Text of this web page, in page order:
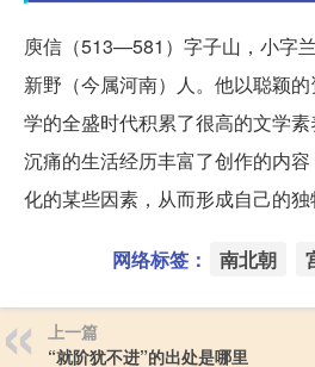
庾信（513—581）字子山，小字
新野（今属河南）人。他以聪颖
学的全盛时代积累了很高的文学
沉痛的生活经历丰富了创作的内
化的某些因素，从而形成自己的独
网络标签： 南北朝
上一篇
“就阶犹不进”的出处是哪里